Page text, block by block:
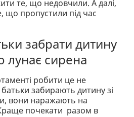
те, що недовчили. А далі,
що пропустили під час
забрати дитину
лунає сирена
робити це не
забирають дитину зі
вони наражають на
Краще почекати разом в